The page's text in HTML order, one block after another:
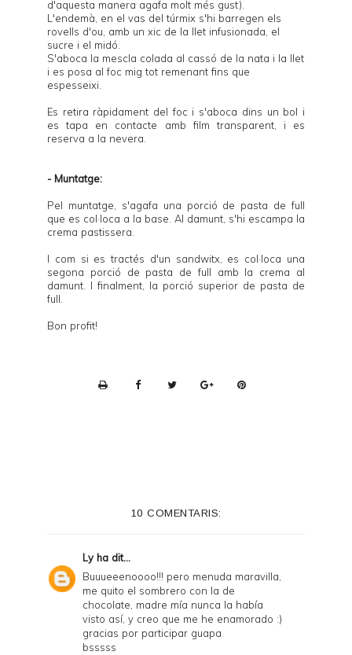
d'aquesta manera agafa molt més gust).
L'endemà, en el vas del túrmix s'hi barregen els
rovells d'ou, amb un xic de la llet infusionada, el
sucre i el midó.
S'aboca la mescla colada al cassó de la nata i la llet
i es posa al foc mig tot remenant fins que
espesseixi.
Es retira ràpidament del foc i s'aboca dins un bol i
es tapa en contacte amb film transparent, i es
reserva a la nevera.
- Muntatge:
Pel muntatge, s'agafa una porció de pasta de full
que es col·loca a la base. Al damunt, s'hi escampa la
crema pastissera.
I com si es tractés d'un sandwitx, es col·loca una
segona porció de pasta de full amb la crema al
damunt. I finalment, la porció superior de pasta de
full.
Bon profit!
i
e
n
10 COMENTARIS:
Lyha dit...
Buuueeenoooo!!! pero menuda maravilla,
me quito el sombrero con la de
chocolate, madre mía nunca la había
visto así, y creo que me he enamorado :)
gracias por participar guapa
bsssss